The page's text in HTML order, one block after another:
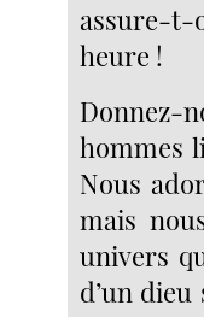
assure-t-
heure !
Donnez-
hommes
Nous
mais
univers
d’un